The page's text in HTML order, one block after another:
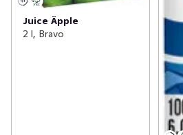
Juice Äpple
2 l, Bravo